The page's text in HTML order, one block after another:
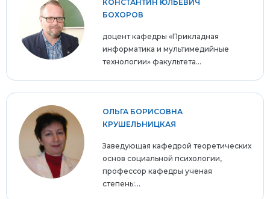
КОНСТАНТИН ЮЛЬЕВИЧ
БОХОРОВ
доцент кафедры «Прикладная
информатика и мультимедийные
технологии» факультета...
ОЛЬГА БОРИСОВНА
КРУШЕЛЬНИЦКАЯ
Заведующая кафедрой теоретических
основ социальной психологии,
профессор кафедры ученая
степень:...